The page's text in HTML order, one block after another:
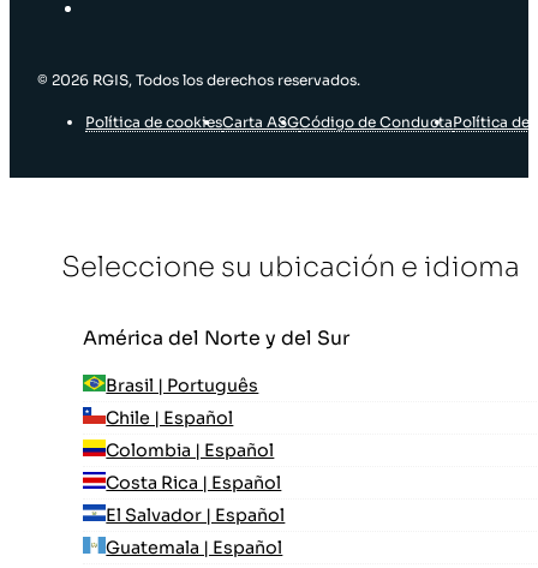
© 2026 RGIS, Todos los derechos reservados.
Política de cookiesCarta ASGCódigo de ConductaPolítica de
Seleccione su ubicación e idioma
América del Norte y del Sur
Brasil | Português
Chile | Español
Colombia | Español
Costa Rica | Español
El Salvador | Español
Guatemala | Español